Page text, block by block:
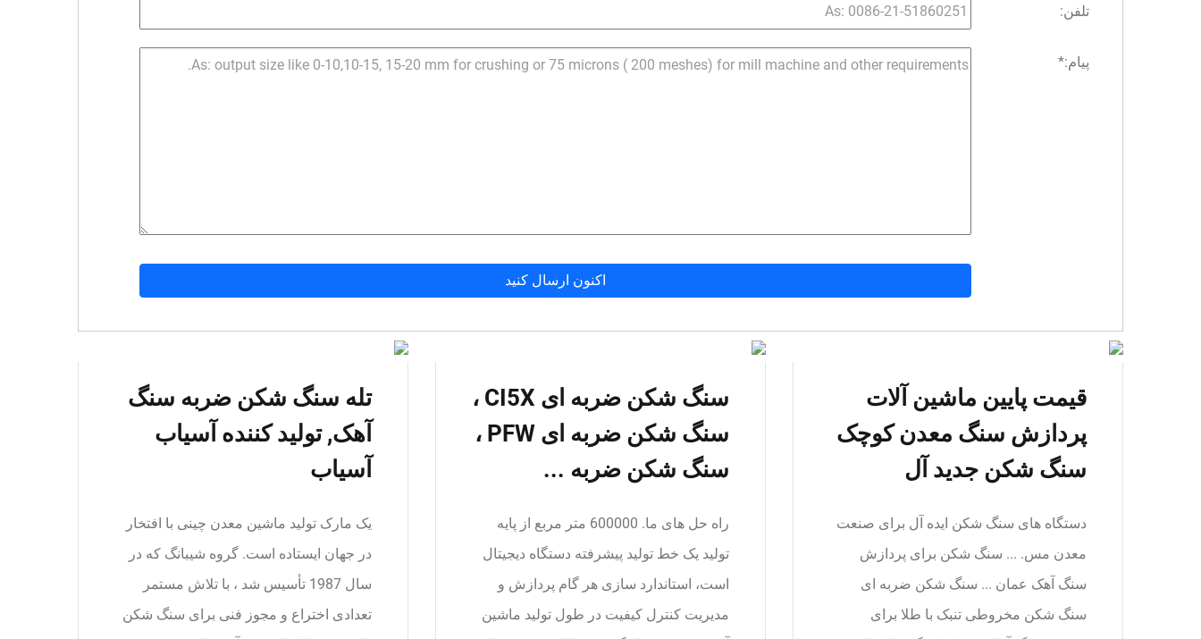
تلفن:
پیام:*
قیمت پایین ماشین آلات
پردازش سنگ معدن کوچک
سنگ شکن جدید آل
دستگاه های سنگ شکن ایده آل برای صنعت
معدن مس. ... سنگ شکن برای پردازش
سنگ آهک عمان ... سنگ شکن ضربه ای
سنگ شکن مخروطی تنبک با طلا برای
سنگ شکن ضربه ای CI5X ،
سنگ شکن ضربه ای PFW ،
سنگ شکن ضربه ...
راه حل های ما. 600000 متر مربع از پایه
تولید یک خط تولید پیشرفته دستگاه دیجیتال
است، استاندارد سازی هر گام پردازش و
مدیریت کنترل کیفیت در طول تولید ماشین
تله سنگ شکن ضربه سنگ
آهک, تولید کننده آسیاب
آسیاب
یک مارک تولید ماشین معدن چینی با افتخار
در جهان ایستاده است. گروه شیبانگ که در
سال 1987 تأسیس شد ، با تلاش مستمر
تعدادی اختراع و مجوز فنی برای سنگ شکن